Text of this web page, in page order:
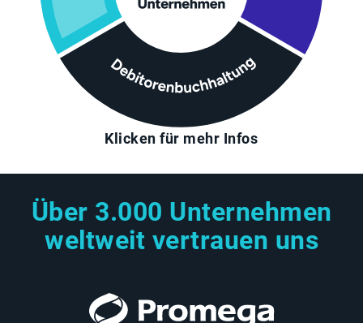
Klicken für mehr Infos
Über 3.000 Unternehmen
weltweit vertrauen uns